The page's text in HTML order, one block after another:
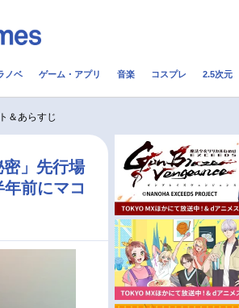
2.5次元 配信・Vtuber
今期アニメ曜日別一覧 秋ア
冬
ノベ ゲーム・アプリ 音楽 コスプレ 2.5次元
＆あらすじ
」先行場
前にマコ